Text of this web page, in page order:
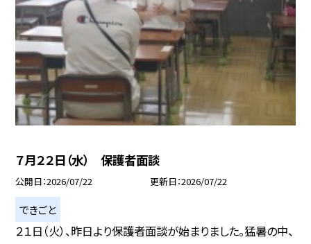
７月２２日（水） 保護者面談
公開日 2026/07/22 更新日 2026/07/22
できごと
２１日（火）、昨日より保護者面談が始まりました。猛暑の中、